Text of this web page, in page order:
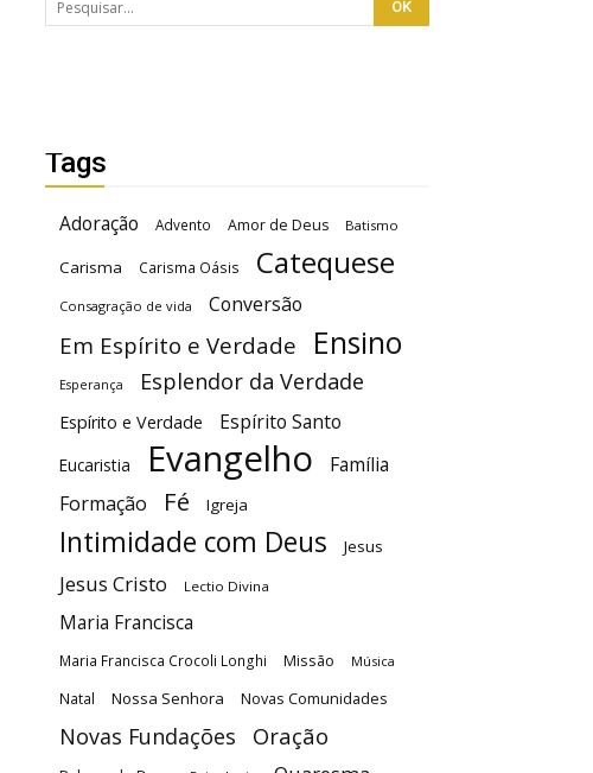
Tags
Adoração Advento Amor de Deus Batismo
Carisma Carisma Oásis Catequese
Consagração de vida Conversão
Em Espírito e Verdade Ensino
Esperança Esplendor da Verdade
Espírito e Verdade Espírito Santo
Eucaristia Evangelho
Família
Formação
Fé Igreja
Intimidade com Deus Jesus
Jesus Cristo Lectio Divina
Maria Francisca
Maria Francisca Crocoli Longhi Missão Música
Natal Nossa Senhora Novas Comunidades
Novas Fundações Oração